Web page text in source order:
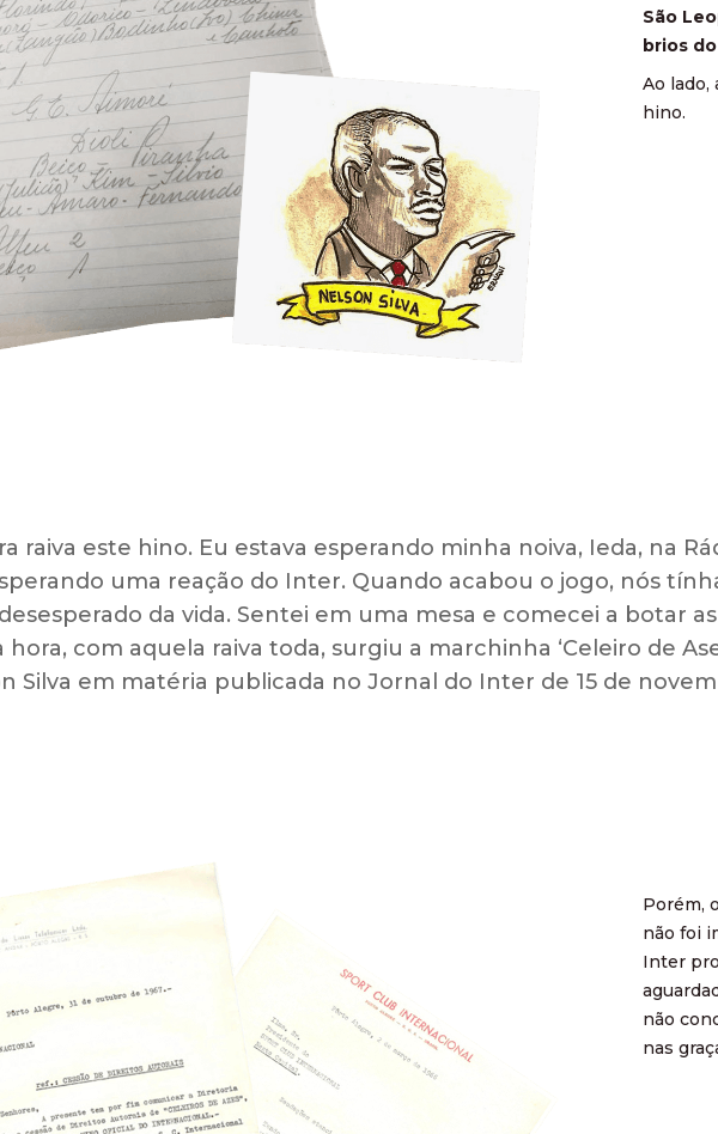
São
brios
Ao lado,
hino.
raiva este hino. Eu estava esperando minha noiva, Ieda, na
uma reação do Inter. Quando acabou o jogo, nós
da vida. Sentei em uma mesa e comecei a botar
hora, com aquela raiva toda, surgiu a marchinha ‘Celeiro de
Silva em matéria publicada no Jornal do Inter de 15 de
Porém,
não foi
Inter
não
nas